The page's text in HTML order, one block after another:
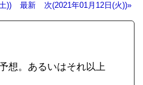
))
最新 次(2021年01月12日(火))»
想。あるいはそれ以上